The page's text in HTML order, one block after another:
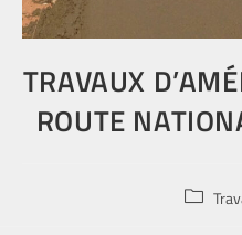
TRAVAUX
ROUTE